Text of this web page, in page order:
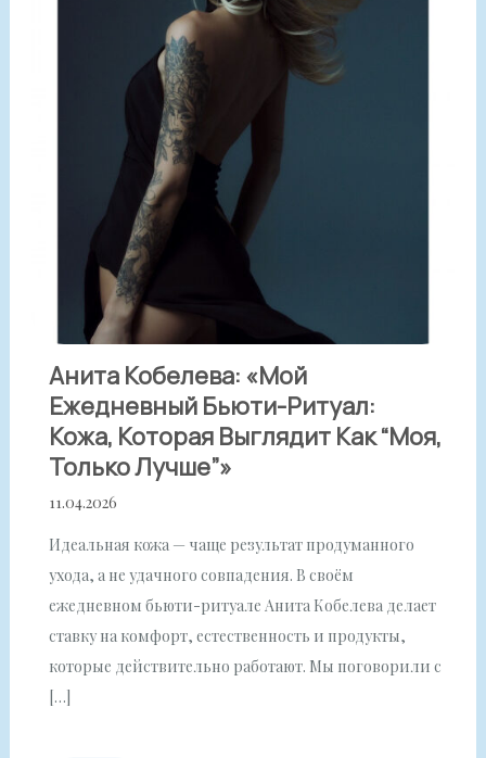
Анита Кобелева: «Мой
Ежедневный Бьюти-Ритуал:
Кожа, Которая Выглядит Как “моя,
Только Лучше”»
11.04.2026
Идеальная кожа — чаще результат продуманного
ухода, а не удачного совпадения. В своём
ежедневном бьюти-ритуале Анита Кобелева делает
ставку на комфорт, естественность и продукты,
которые действительно работают. Мы поговорили с
[…]